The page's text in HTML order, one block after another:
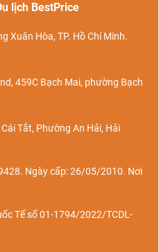
lịch BestPrice
Xuân Hòa, TP. Hồ Chí Minh.
459C Bạch Mai, phường Bạch
Tắt, Phường An Hải, Hải
Ngày cấp: 26/05/2010. Nơi
Tế số 01-1794/2022/TCDL-